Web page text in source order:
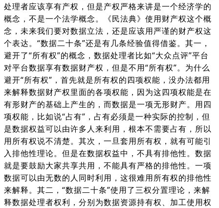
处理者应该享有产权，但是产权严格来讲是一个经济学的
概念，不是一个法学概念。《民法典》使用财产权这个概
念，未来我们要对数据立法，还是应该用严谨的财产权这
个表达。“数据二十条”还是有几条经验值得借鉴。其一，
避开了“所有权”的概念，数据处理者比如“大众点评”平台
对平台数据享有数据财产权，但是不用“所有权”。为什么
避开“所有权”，首先就是所有权的四项权能，没办法都用
来解释数据财产权里面的各项权能，因为这四项权能是在
有形财产的基础上产生的，而数据是一项无形财产。用四
项权能，比如说“占有”，占有必须是一种实际的控制，但
是数据权益可以由许多人来利用，根本不需要占有，所以
用所有权说不清楚。其次，一旦套用所有权，就有可能引
入排他性理论。但是在数据权益中，不具有排他性。数据
就是要鼓励大家共享共用，不能具有严格的排他性。一项
数据可以由无数的人同时利用，这很难用所有权的排他性
来解释。其二，“数据二十条”使用了三权分置理论，来解
释数据处理者权利，分别为数据资源持有权、加工使用权